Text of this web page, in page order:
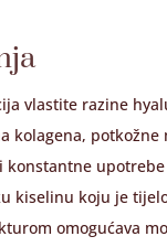
vlastite razine
kolagena,
konstantne
kiselinu koju je
omogućava